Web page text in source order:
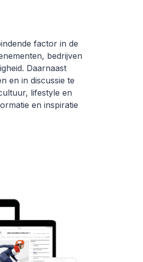
factor in de
bedrijven
Daarnaast
en in discussie te
lifestyle en
en inspiratie